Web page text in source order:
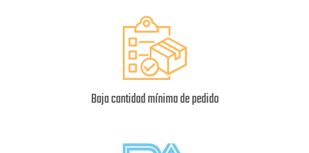
Baja cantidad mínima de pedido